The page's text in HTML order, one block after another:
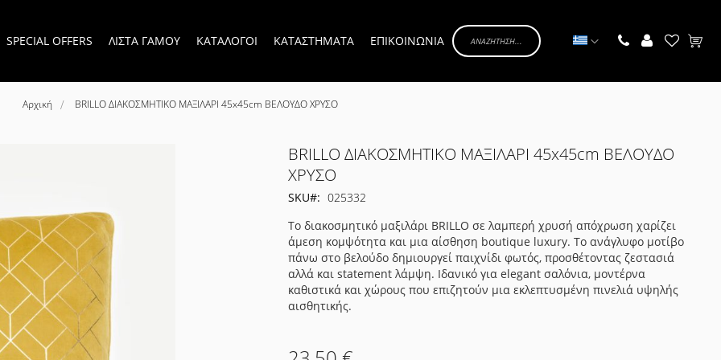
SPECIAL OFFERS ΛΙΣΤΑ ΓΑΜΟΥ ΚΑΤΑΛΟΓΟΙ ΚΑΤΑΣΤΗΜΑΤΑ ΕΠΙΚΟΙΝΩΝΙΑ
Γλώσσα
Αρχική BRILLO ΔΙΑΚΟΣΜΗΤΙΚΟ ΜΑΞΙΛΑΡΙ 45x45cm ΒΕΛΟΥΔΟ ΧΡΥΣΟ
BRILLO ΔΙΑΚΟΣΜΗΤΙΚΟ ΜΑΞΙΛΑΡΙ 45x45cm ΒΕΛΟΥΔΟ
ΧΡΥΣΟ
SKU
025332
Το διακοσμητικό μαξιλάρι BRILLO σε λαμπερή χρυσή απόχρωση χαρίζει
άμεση κομψότητα και μια αίσθηση boutique luxury. Το ανάγλυφο μοτίβο
πάνω στο βελούδο δημιουργεί παιχνίδι φωτός, προσθέτοντας ζεστασιά
αλλά και statement λάμψη. Ιδανικό για elegant σαλόνια, μοντέρνα
καθιστικά και χώρους που επιζητούν μια εκλεπτυσμένη πινελιά υψηλής
αισθητικής.